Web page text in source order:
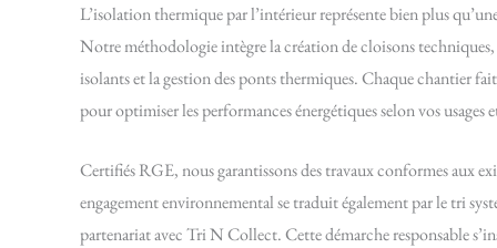
L’isolation thermique par l’intérieur représente bien plus
Notre méthodologie intègre la création de cloisons
isolants et la gestion des ponts thermiques. Chaque chantier
pour optimiser les performances énergétiques selon vos usages
Certifiés RGE, nous garantissons des travaux conformes aux
engagement environnemental se traduit également par le tri
partenariat avec Tri N Collect. Cette démarche responsable